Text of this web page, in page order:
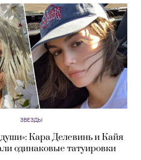
ЗВЕЗДЫ
Кара Делевинь и Кайя
одинаковые татуировки